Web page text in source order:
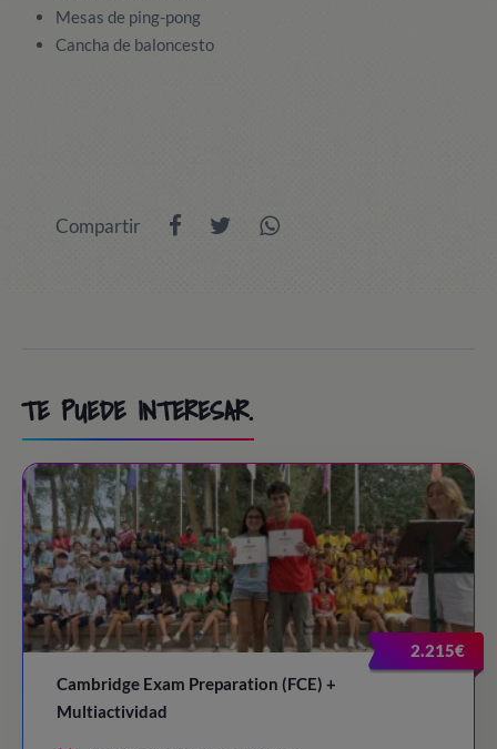
Mesas de ping-pong
Cancha de baloncesto
Compartir
TE PUEDE INTERESAR.
2.215€
Cambridge Exam Preparation (FCE) +
Multiactividad